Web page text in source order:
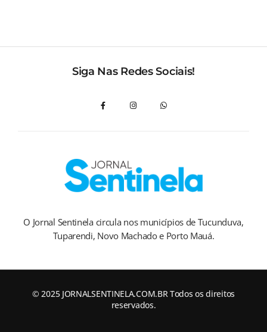
Siga Nas Redes Sociais!
O Jornal Sentinela circula nos municípios de Tucunduva,
Tuparendi, Novo Machado e Porto Mauá.
© 2025 JORNALSENTINELA.COM.BR Todos os direitos
reservados.